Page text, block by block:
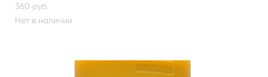
360 pуб.
Нет в наличии